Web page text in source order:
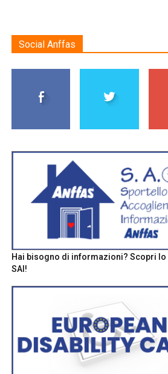
Social Anffas
Hai bisogno di informazioni? Scopri
SAI!